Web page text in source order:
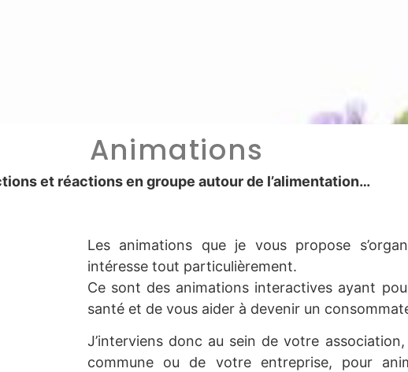
Animations
et réactions en groupe autour de l’alimentation…
Les animations que je vous propose
intéresse tout particulièrement.
Ce sont des animations interactives ayant
santé et de vous aider à devenir un
J’interviens donc au sein de votre
commune ou de votre entreprise, pour